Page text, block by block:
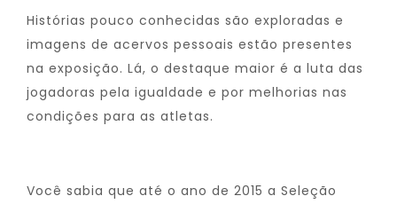
Histórias pouco conhecidas são exploradas e
imagens de acervos pessoais estão presentes
na exposição. Lá, o destaque maior é a luta das
jogadoras pela igualdade e por melhorias nas
condições para as atletas.
Você sabia que até o ano de 2015 a Seleção